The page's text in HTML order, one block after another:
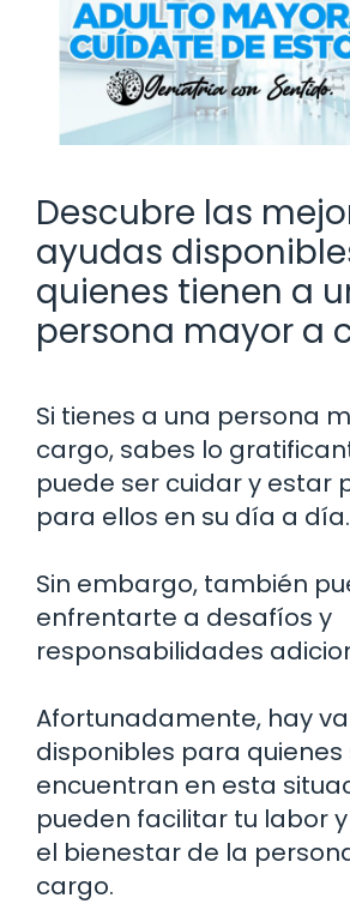
Descubre las
ayudas
quienes tienen a
persona mayor a
Si tienes a una persona
cargo, sabes lo
puede ser cuidar y estar
para ellos en su día a día.
Sin embargo, también
enfrentarte a desafíos y
responsabilidades
Afortunadamente, hay
disponibles para quienes
encuentran en esta
pueden facilitar tu labor
el bienestar de la
cargo.